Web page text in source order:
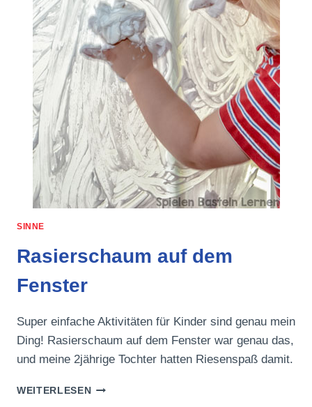
SINNE
Rasierschaum auf dem
Fenster
Super einfache Aktivitäten für Kinder sind genau mein
Ding! Rasierschaum auf dem Fenster war genau das,
und meine 2jährige Tochter hatten Riesenspaß damit.
WEITERLESENRASIERSCHAUM